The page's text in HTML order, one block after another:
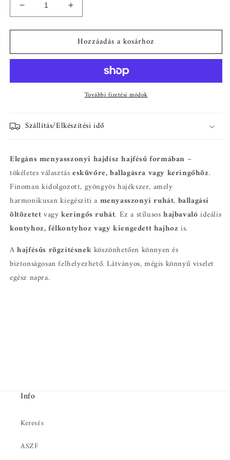
Chloe
menyasszonyi
hajdísz
mennyiségének
csökkentése
Chloe
menyasszonyi
hajdísz
mennyiségének
növelése
Hozzáadás a kosárhoz
További fizetési módok
Szállítás/Elkészítési idő
Elegáns menyasszonyi hajdísz hajfésű formában –
tökéletes választásesküvőre, ballagásra vagy keringőhöz.
Finoman kidolgozott, gyöngyös hajékszer, amely
harmonikusan kiegészíti a menyasszonyi ruhát, ballagási
öltözetetvagykeringős ruhát. Ez a stílusoshajbavalóideális
kontyhoz, félkontyhoz vagy kiengedett hajhozis.
Ahajfésűs rögzítésnekköszönhetően könnyen és
biztonságosan felhelyezhető. Látványos, mégis könnyű viselet
egész napra.
Info
Keresés
ASZF